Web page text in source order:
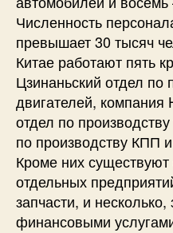
Численность
превышает 30 тысяч
Китае работают пять
Цзинаньский отдел по
двигателей, компания
отдел по
по производству КПП
Кроме них
отдельных
запчасти, и
финансовыми